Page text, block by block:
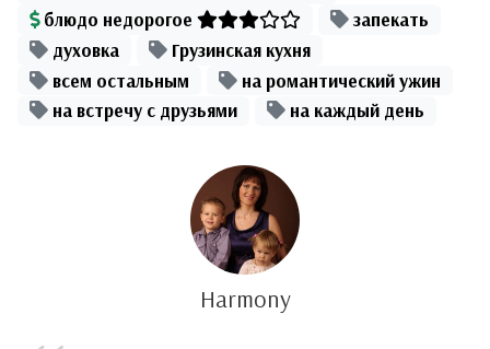
блюдо недорогое
запекать
духовка
Грузинская кухня
всем остальным
на романтический ужин
на встречу с друзьями
на каждый день
Harmony